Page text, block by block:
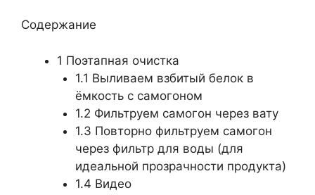
Содержание
1 Поэтапная очистка
1.1 Выливаем взбитый белок в
ёмкость с самогоном
1.2 Фильтруем самогон через вату
1.3 Повторно фильтруем самогон
через фильтр для воды (для
идеальной прозрачности продукта)
1.4 Видео